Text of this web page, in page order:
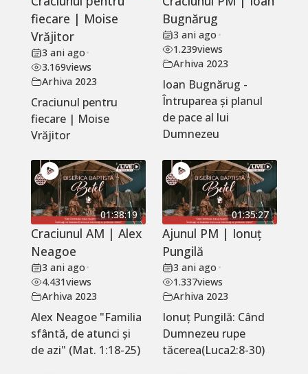
fiecare | Moise
Vrăjitor
3 ani ago•
3.169views
Arhiva 2023
Craciunul pentru
fiecare | Moise
Vrăjitor
Bugnărug
3 ani ago •
1.239views
Arhiva 2023
Ioan Bugnărug -
Întruparea și planul
de pace al lui
Dumnezeu
01:38:19
Craciunul AM | Alex
Neagoe
3 ani ago•
4.431views
Arhiva 2023
Alex Neagoe "Familia
sfântă, de atunci și
de azi" (Mat. 1:18-25)
01:35:27
Ajunul PM | Ionuț
Pungilă
3 ani ago •
1.337views
Arhiva 2023
Ionuț Pungilă: Când
Dumnezeu rupe
tăcerea(Luca2:8-30)